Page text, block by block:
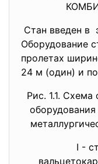
Стан введен в
Оборудование
пролетах
24 м (один) и по
Рис. 1.1. Схема
I -